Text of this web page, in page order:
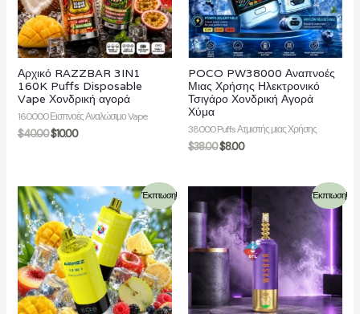
Αρχικό RAZZBAR 3IN1
160K Puffs Disposable
Vape Χονδρική αγορά
160000 Εισπνοές Αναλώσιμο Vape
$40.00$10.00
POCO PW38000 Αναπνοές
Μιας Χρήσης Ηλεκτρονικό
Τσιγάρο Χονδρική Αγορά
Χύμα
38000 Puffs Ατμιστής μιας Χρήσης
$38.00$8.00
Έκπτωση! Έκπτωση!